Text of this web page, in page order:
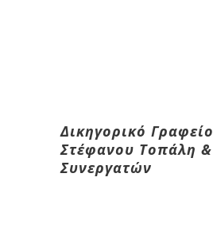
Δικηγορικό Γραφείο
Στέφανου Τοπάλη &
Συνεργατών